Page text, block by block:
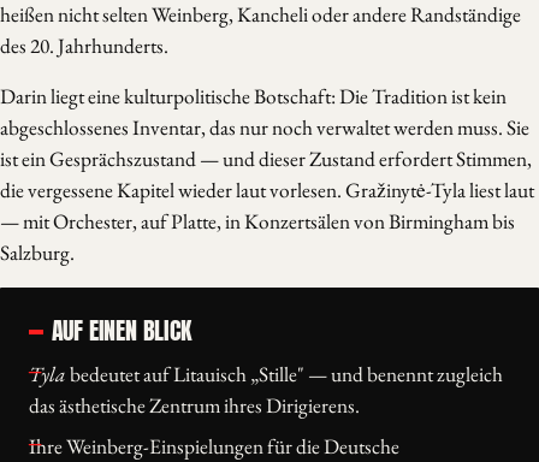
heißen nicht selten Weinberg, Kancheli oder andere Randständige
des 20. Jahrhunderts.
Darin liegt eine kulturpolitische Botschaft: Die Tradition ist kein
abgeschlossenes Inventar, das nur noch verwaltet werden muss. Sie
ist ein Gesprächszustand — und dieser Zustand erfordert Stimmen,
die vergessene Kapitel wieder laut vorlesen. Gražinytė-Tyla liest laut
— mit Orchester, auf Platte, in Konzertsälen von Birmingham bis
Salzburg.
AUF EINEN BLICK
Tylabedeutet auf Litauisch „Stille" — und benennt zugleich
das ästhetische Zentrum ihres Dirigierens.
Ihre Weinberg-Einspielungen für die Deutsche